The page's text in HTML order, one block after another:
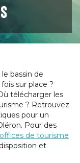
bassin de
sur place ?
télécharger les
? Retrouvez
pour un
Pour des
offices de tourisme
et